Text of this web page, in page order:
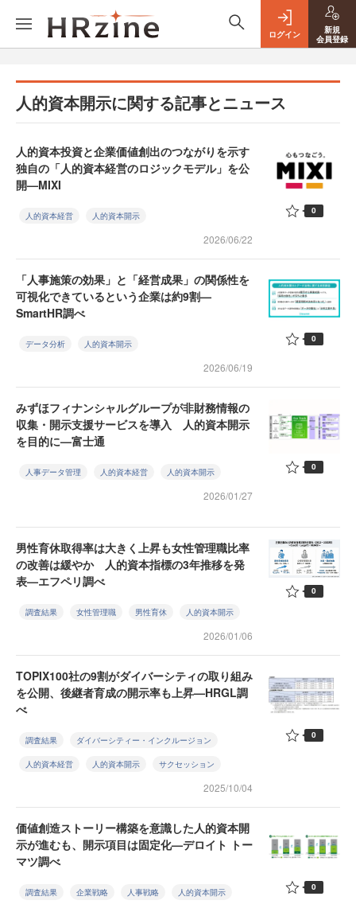
ログイン
新規
会員登録
人的資本開示に関する記事とニュース
人的資本投資と企業価値創出のつながりを示す
独自の「人的資本経営のロジックモデル」を公
開—MIXI
人的資本経営 人的資本開示
2026/06/22
0
「人事施策の効果」と「経営成果」の関係性を
可視化できているという企業は約9割—
SmartHR調べ
データ分析 人的資本開示
2026/06/19
0
みずほフィナンシャルグループが非財務情報の
収集・開示支援サービスを導入 人的資本開示
を目的に—富士通
人事データ管理 人的資本経営 人的資本開示
2026/01/27
0
男性育休取得率は大きく上昇も女性管理職比率
の改善は緩やか 人的資本指標の3年推移を発
表—エフペリ調べ
調査結果 女性管理職 男性育休 人的資本開示
2026/01/06
0
TOPIX100社の9割がダイバーシティの取り組み
を公開、後継者育成の開示率も上昇—HRGL調
べ
調査結果 ダイバーシティー・インクルージョン
人的資本経営 人的資本開示 サクセッション
2025/10/04
0
価値創造ストーリー構築を意識した人的資本開
示が進むも、開示項目は固定化—デロイト トー
マツ調べ
調査結果 企業戦略 人事戦略 人的資本開示 0